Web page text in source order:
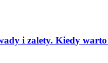
i zalety. Kiedy